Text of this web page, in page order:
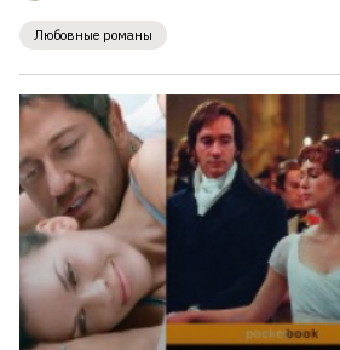
Любовные романы